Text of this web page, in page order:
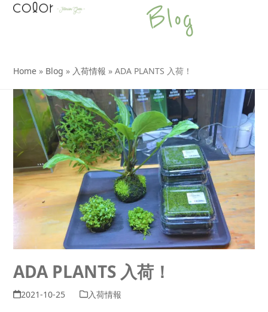
SkipOpen
Close
Blog
Home » Blog » 入荷情報 »ADA PLANTS 入荷！
ADA PLANTS 入荷！
2021-10-25 入荷情報